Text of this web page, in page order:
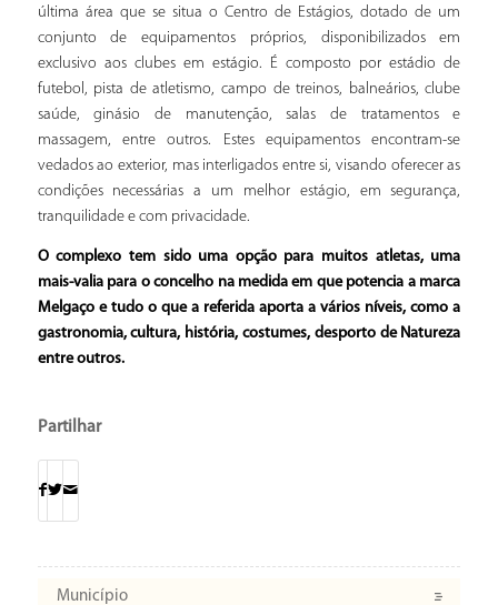
última área que se situa o Centro de Estágios, dotado de um
conjunto de equipamentos próprios, disponibilizados em
exclusivo aos clubes em estágio. É composto por estádio de
futebol, pista de atletismo, campo de treinos, balneários, clube
saúde, ginásio de manutenção, salas de tratamentos e
massagem, entre outros. Estes equipamentos encontram-se
vedados ao exterior, mas interligados entre si, visando oferecer as
condições necessárias a um melhor estágio, em segurança,
tranquilidade e com privacidade.
O complexo tem sido uma opção para muitos atletas, uma
mais-valia para o concelho na medida em que potencia a marca
Melgaço e tudo o que a referida aporta a vários níveis, como a
gastronomia, cultura, história, costumes, desporto de Natureza
entre outros.
Partilhar
Município